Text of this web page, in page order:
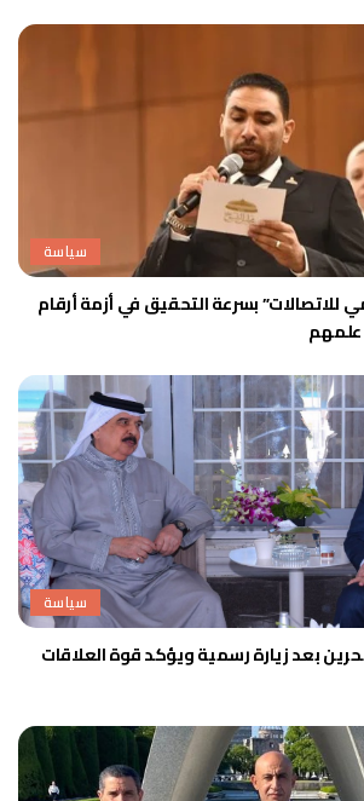
سياسة
للاتصالات” بسرعة التحقيق في أزمة أرقام
سياسة
بعد زيارة رسمية ويؤكد قوة العلاقات